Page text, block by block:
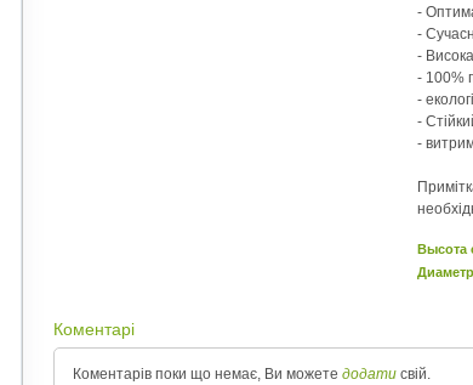
-
-
-
- 100%
-
-
-
Высота
Коментарі
Коментарів поки що немає, Ви можете додати свій.